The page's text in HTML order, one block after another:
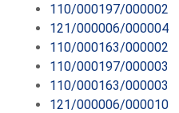
110/000197/000002
121/000006/000004
110/000163/000002
110/000197/000003
110/000163/000003
121/000006/000010